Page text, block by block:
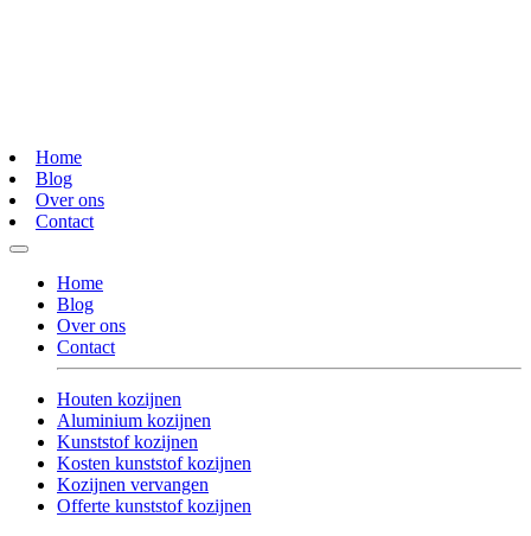
Home
Blog
Over ons
Contact
Home
Blog
Over ons
Contact
Houten kozijnen
Aluminium kozijnen
Kunststof kozijnen
Kosten kunststof kozijnen
Kozijnen vervangen
Offerte kunststof kozijnen